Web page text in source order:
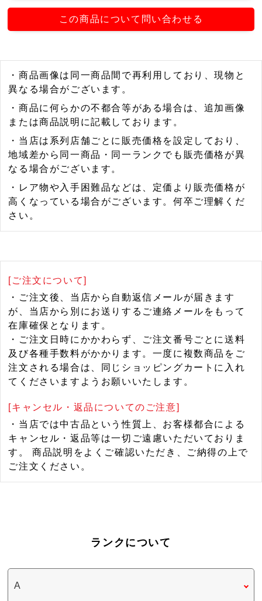
この商品について問い合わせる
・商品画像は同一商品間で再利用しており、現物と
異なる場合がございます。
・商品に何らかの不都合等がある場合は、追加画像
または商品説明に記載しております。
・当店は系列店舗ごとに販売価格を設定しており、
地域差から同一商品・同一ランクでも販売価格が異
なる場合がございます。
・レア物や入手困難品などは、定価より販売価格が
高くなっている場合がございます。何卒ご理解くだ
さい。
[ご注文について]
・ご注文後、当店から自動返信メールが届きます
が、当店から別にお送りするご連絡メールをもって
在庫確保となります。
・ご注文日時にかかわらず、ご注文番号ごとに送料
及び各種手数料がかかります。一度に複数商品をご
注文される場合は、同じショッピングカートに入れ
てくださいますようお願いいたします。
[キャンセル・返品についてのご注意]
・当店では中古品という性質上、お客様都合による
キャンセル・返品等は一切ご遠慮いただいておりま
す。 商品説明をよくご確認いただき、ご納得の上で
ご注文ください。
ランクについて